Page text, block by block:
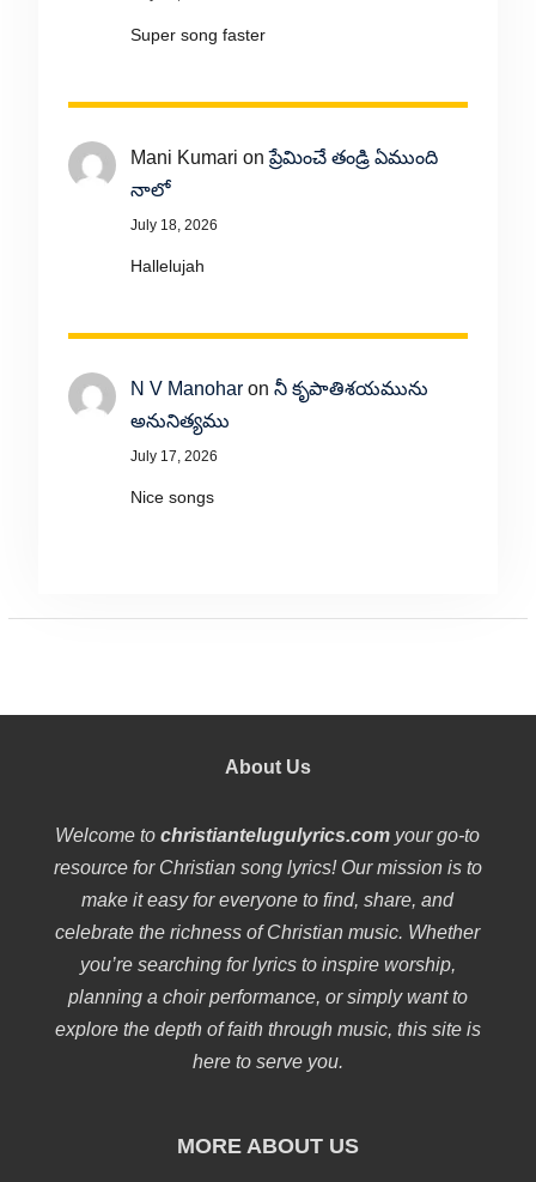
Super song faster
Mani Kumari onప్రేమించే తండ్రి ఏముంది
నాలో
July 18, 2026
Hallelujah
N V Manoharon నీ కృపాతిశయమును
అనునిత్యము
July 17, 2026
Nice songs
About Us
Welcome tochristiantelugulyrics.com your go-to
resource for Christian song lyrics! Our mission is to
make it easy for everyone to find, share, and
celebrate the richness of Christian music. Whether
you’re searching for lyrics to inspire worship,
planning a choir performance, or simply want to
explore the depth of faith through music, this site is
here to serve you.
MORE ABOUT US